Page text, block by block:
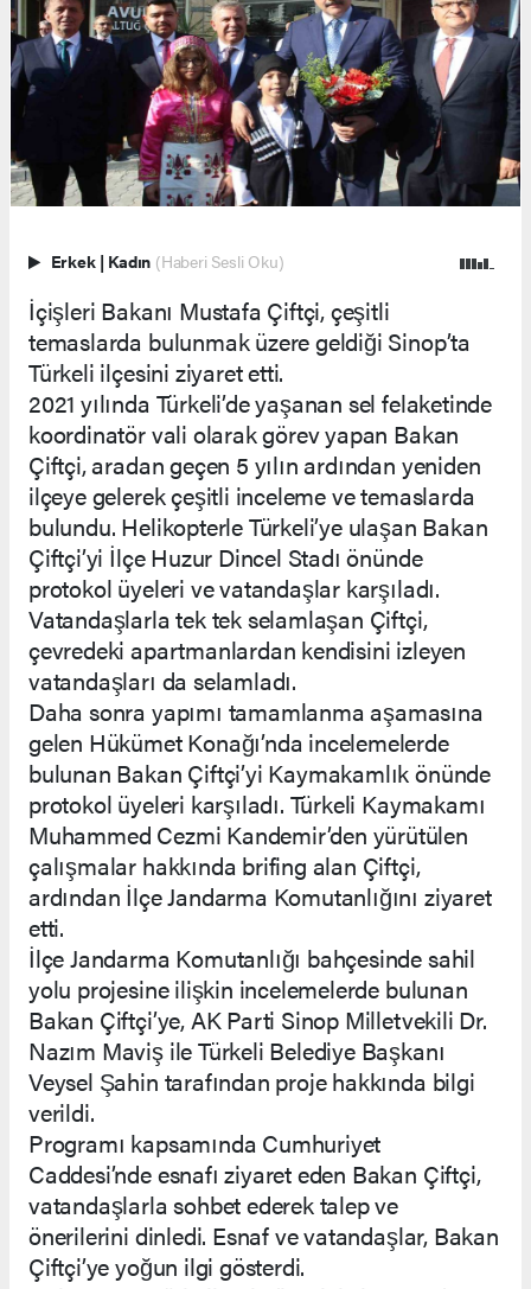
Erkek | Kadın (Haberi Sesli Oku)
İçişleri Bakanı Mustafa Çiftçi, çeşitli
temaslarda bulunmak üzere geldiği Sinop’ta
Türkeli ilçesini ziyaret etti.
2021 yılında Türkeli’de yaşanan sel felaketinde
koordinatör vali olarak görev yapan Bakan
Çiftçi, aradan geçen 5 yılın ardından yeniden
ilçeye gelerek çeşitli inceleme ve temaslarda
bulundu. Helikopterle Türkeli’ye ulaşan Bakan
Çiftçi’yi İlçe Huzur Dincel Stadı önünde
protokol üyeleri ve vatandaşlar karşıladı.
Vatandaşlarla tek tek selamlaşan Çiftçi,
çevredeki apartmanlardan kendisini izleyen
vatandaşları da selamladı.
Daha sonra yapımı tamamlanma aşamasına
gelen Hükümet Konağı’nda incelemelerde
bulunan Bakan Çiftçi’yi Kaymakamlık önünde
protokol üyeleri karşıladı. Türkeli Kaymakamı
Muhammed Cezmi Kandemir’den yürütülen
çalışmalar hakkında brifing alan Çiftçi,
ardından İlçe Jandarma Komutanlığını ziyaret
etti.
İlçe Jandarma Komutanlığı bahçesinde sahil
yolu projesine ilişkin incelemelerde bulunan
Bakan Çiftçi’ye, AK Parti Sinop Milletvekili Dr.
Nazım Maviş ile Türkeli Belediye Başkanı
Veysel Şahin tarafından proje hakkında bilgi
verildi.
Programı kapsamında Cumhuriyet
Caddesi’nde esnafı ziyaret eden Bakan Çiftçi,
vatandaşlarla sohbet ederek talep ve
önerilerini dinledi. Esnaf ve vatandaşlar, Bakan
Çiftçi’ye yoğun ilgi gösterdi.